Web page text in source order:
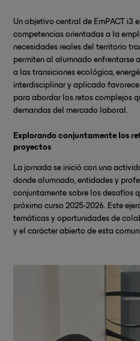
Un objetivo central de EmPACT i3
competencias orientadas a la
necesidades reales del territorio
permiten al alumnado enfrentarse
a las transiciones ecológica,
interdisciplinar y aplicado
para abordar los retos complejos
demandas del mercado laboral.
Explorando conjuntamente los
proyectos
La jornada se inició con una
donde alumnado, entidades y
conjuntamente sobre los desafíos
próximo curso 2025-2026. Este
temáticas y oportunidades de
y el carácter abierto de esta